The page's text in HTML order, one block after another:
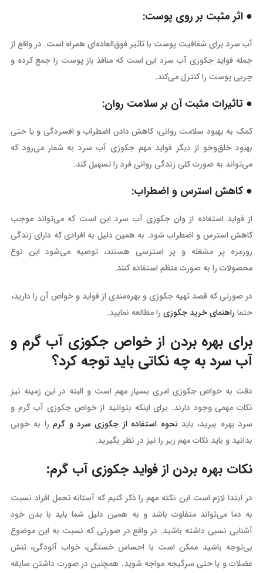
● اثر مثبت بر روی پوست:
آب سرد برای شفافیت پوست با تاثیر فوق‌العاده‌ای همراه است. در واقع از
جمله فواید جکوزی آب سرد این است که منافذ باز پوست را جمع کرده و
چربی پوست را کنترل می‌کند.
● تاثیرات مثبت آن بر سلامت روان:
کمک به بهبود سلامت روانی، کاهش دادن اضطراب و افسردگی و یا حتی
بهبود خلق‌وخو از دیگر فواید مهم جکوزی آب سرد به شمار می‌رود‌‌ که
می‌تواند به صورت کلی زندگی روانی فرد را تسهیل کند.
● کاهش استرس و اضطراب:
از فواید استفاده از وان جکوزی آب سرد این است که می‌تواند موجب
کاهش استرس و اضطراب شود. به همین دلیل به افرادی که دارای زندگی
روزمره پر مشغله و پر استرسی هستند، توصیه می‌شود این نوع
محصولات را به صورت منظم استفاده کنند.
در صورتی که قصد تهیه جکوزی و بهره‌مندی از فواید و خواص آن را دارید،
حتما راهنمای خرید جکوزیرا مطالعه نمایید.
برای بهره بردن از خواص جکوزی آب گرم و
آب سرد به چه نکاتی باید توجه کرد؟
دقت به خواص جکوزی امری بسیار مهم است و البته در این زمینه نیز
نکات مهمی وجود دارند‌. برای اینکه بتوانید از خواص جکوزی آب گرم و
سرد بهره ببرید، باید نحوه استفاده از جکوزی سرد و گرمرا به خوبی
بدانید و باید نکات مهم زیر را نیز در نظر بگیرید‌.
نکات بهره بردن از فواید جکوزی آب گرم:
در ابتدا لازم است این نکته مهم را ذکر کنیم که آستانه تحمل افراد نسبت
به دما می‌تواند متفاوت باشد و به همین دلیل شما باید با بدن خود
آشنایی نسبی داشته باشید‌. در واقع در صورتی که نسبت به این موضوع
بی‌توجه باشید ممکن است با احساس خستگی، خواب آلودگی، تنش
عضلات و یا حتی سرگیجه مواجه شوید. همچنین در صورت داشتن سابقه